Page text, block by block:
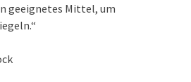
geeignetes Mittel, um